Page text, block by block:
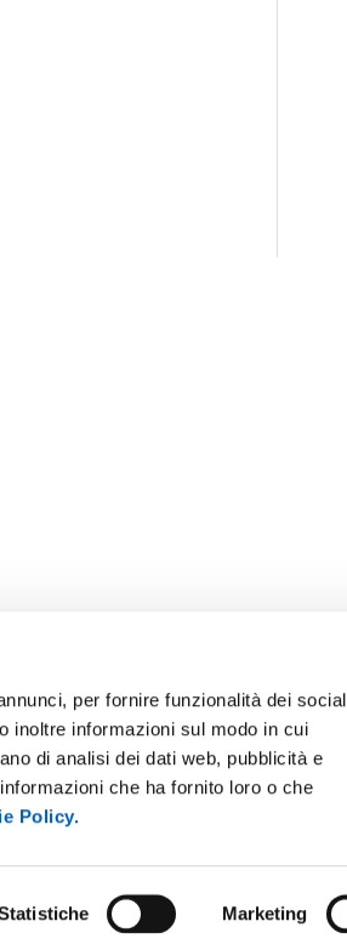
per fornire funzionalità dei social
inoltre informazioni sul modo in cui
di analisi dei dati web, pubblicità e
che ha fornito loro o che
Policy.
Marketing
DI
STAFF
DATA PROTECTION - PRIVACY
SUPPORT THE UNIVERSITY
PRESS OFFICE